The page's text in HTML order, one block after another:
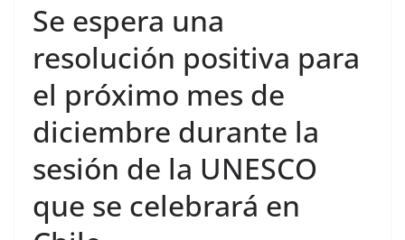
Se espera una
resolución positiva para
el próximo mes de
diciembre durante la
sesión de la UNESCO
que se celebrará en